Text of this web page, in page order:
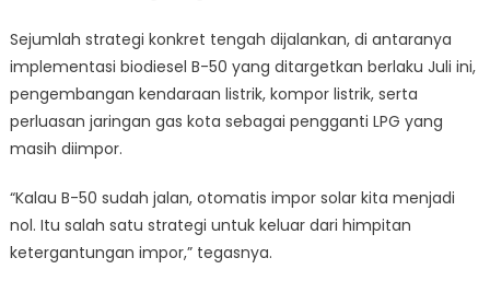
Sejumlah strategi konkret tengah dijalankan, di antaranya
implementasi biodiesel B-50 yang ditargetkan berlaku Juli ini,
pengembangan kendaraan listrik, kompor listrik, serta
perluasan jaringan gas kota sebagai pengganti LPG yang
masih diimpor.
“Kalau B-50 sudah jalan, otomatis impor solar kita menjadi
nol. Itu salah satu strategi untuk keluar dari himpitan
ketergantungan impor,” tegasnya.